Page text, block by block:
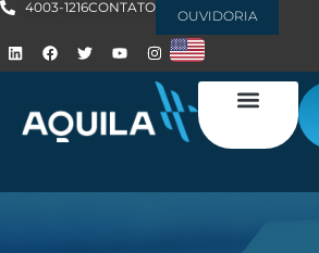
4003-1216CONTATO
OUVIDORIA